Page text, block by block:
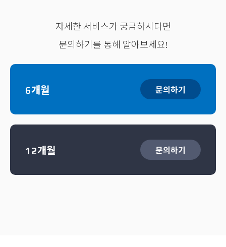
자세한 서비스가 궁금하시다면
문의하기를 통해 알아보세요!
6개월 문의하기
12개월 문의하기